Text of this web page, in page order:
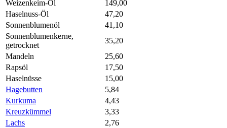
Weizenkeim-Öl
149,00
Haselnuss-Öl
47,20
Sonnenblumenöl
41,10
Sonnenblumenkerne,
getrocknet
35,20
Mandeln
25,60
Rapsöl
17,50
Haselnüsse
15,00
Hagebutten
5,84
Kurkuma
4,43
Kreuzkümmel
3,33
Lachs
2,76